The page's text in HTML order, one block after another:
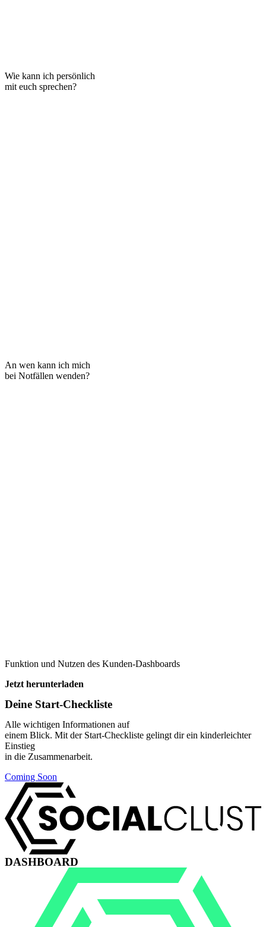
Wie kann ich persönlich
mit euch sprechen?
An wen kann ich mich
bei Notfällen wenden?
Funktion und Nutzen des Kunden-Dashboards
Jetzt herunterladen
Deine Start-Checkliste
Alle wichtigen Informationen auf
einem Blick. Mit der Start-Checkliste gelingt dir ein kinderleichter
Einstieg
in die Zusammenarbeit.
Coming Soon
DASHBOARD